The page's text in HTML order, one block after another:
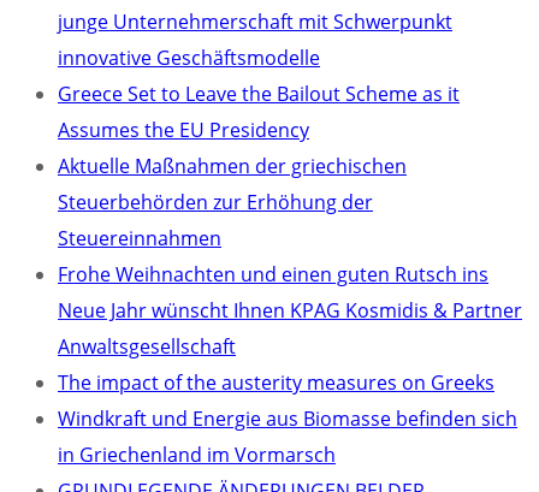
junge Unternehmerschaft mit Schwerpunkt
innovative Geschäftsmodelle
Greece Set to Leave the Bailout Scheme as it
Assumes the EU Presidency
Aktuelle Maßnahmen der griechischen
Steuerbehörden zur Erhöhung der
Steuereinnahmen
Frohe Weihnachten und einen guten Rutsch ins
Neue Jahr wünscht Ihnen KPAG Kosmidis & Partner
Anwaltsgesellschaft
The impact of the austerity measures on Greeks
Windkraft und Energie aus Biomasse befinden sich
in Griechenland im Vormarsch